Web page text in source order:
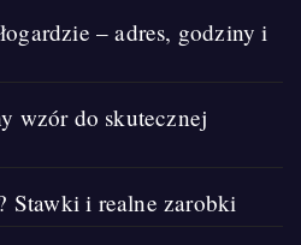
– adres, godziny i
wzór do skutecznej
Stawki i realne zarobki